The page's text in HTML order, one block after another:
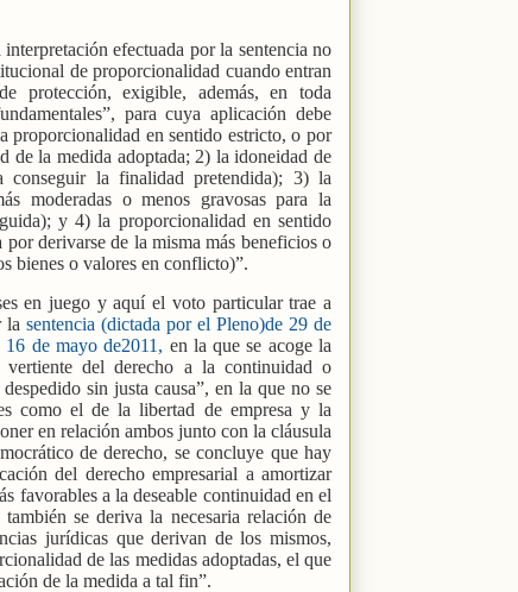
efectuada por la sentencia no
de proporcionalidad cuando entran
protección, exigible, además, en toda
para cuya aplicación debe
proporcionalidad en sentido estricto, o por
de la medida adoptada; 2) la idoneidad de
la finalidad pretendida); 3) la
moderadas o menos gravosas para la
y 4) la proporcionalidad en sentido
derivarse de la misma más beneficios o
bienes o valores en conflicto)”.
en juego y aquí el voto particular trae a
la sentencia (dictada por el Pleno)de 29 de
16 de mayo de2011, en la que se acoge la
del derecho a la continuidad o
sin justa causa”, en la que no se
como el de la libertad de empresa y la
en relación ambos junto con la cláusula
de derecho, se concluye que hay
del derecho empresarial a amortizar
favorables a la deseable continuidad en el
se deriva la necesaria relación de
jurídicas que derivan de los mismos,
de las medidas adoptadas, el que
de la medida a tal fin”.